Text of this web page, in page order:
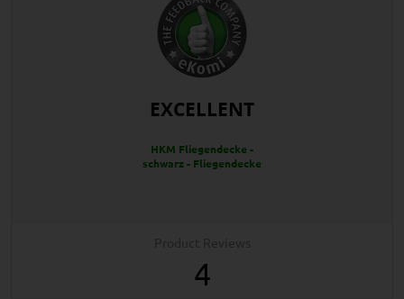
EXCELLENT
HKM Fliegendecke -
schwarz - Fliegendecke
4